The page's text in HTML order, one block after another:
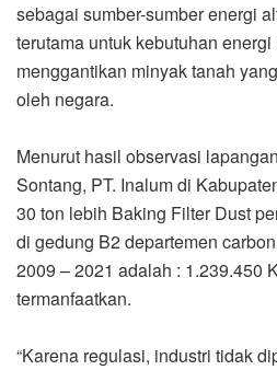
sebagai sumber-sumber energi
terutama untuk kebutuhan
menggantikan minyak tanah
oleh negara.
Menurut hasil observasi
Sontang, PT. Inalum di
30 ton lebih Baking Filter Dust
di gedung B2 departemen
2009 – 2021 adalah : 1.239.450
termanfaatkan.
“Karena regulasi, industri tidak